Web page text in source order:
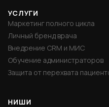
УСЛУГИ
Маркетинг полного цикла
Личный бренд врача
Внедрение CRM и МИС
Обучение администраторов
Защита от перехвата
НИШИ